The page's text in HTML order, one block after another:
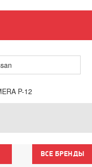
P-12
ВСЕ БРЕНДЫ